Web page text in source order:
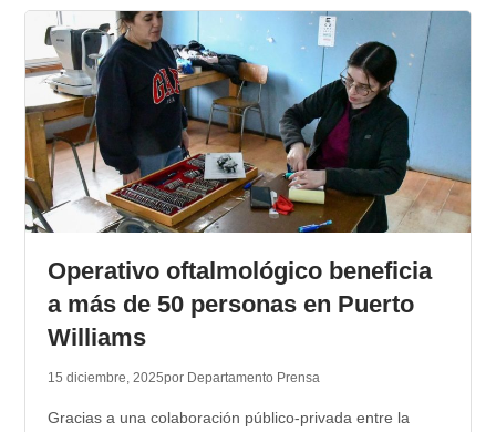
Operativo oftalmológico beneficia
a más de 50 personas en Puerto
Williams
15 diciembre, 2025por Departamento Prensa
Gracias a una colaboración público-privada entre la